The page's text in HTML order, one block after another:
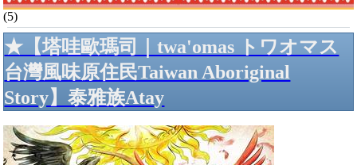
(5)
★【塔哇歐瑪司｜twa'omas トワオマス
台灣風味原住民Taiwan Aboriginal
Story】泰雅族Atay